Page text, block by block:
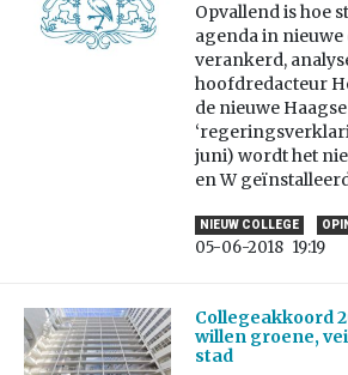
Opvallend is hoe
agenda in
verankerd,
hoofdredacteur
de nieuwe Haagse
juni) wordt het
en W
NIEUW COLLEGE
05-06-2018 19:19
Collegeakkoord
willen groene,
stad